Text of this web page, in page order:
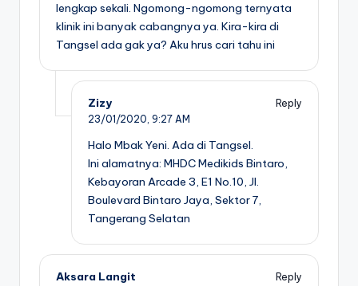
lengkap sekali. Ngomong-ngomong ternyata
klinik ini banyak cabangnya ya. Kira-kira di
Tangsel ada gak ya? Aku hrus cari tahu ini
Zizy
Reply
23/01/2020, 9:27 AM
Halo Mbak Yeni. Ada di Tangsel.
Ini alamatnya: MHDC Medikids Bintaro,
Kebayoran Arcade 3, E1 No.10, Jl.
Boulevard Bintaro Jaya, Sektor 7,
Tangerang Selatan
Aksara Langit
Reply